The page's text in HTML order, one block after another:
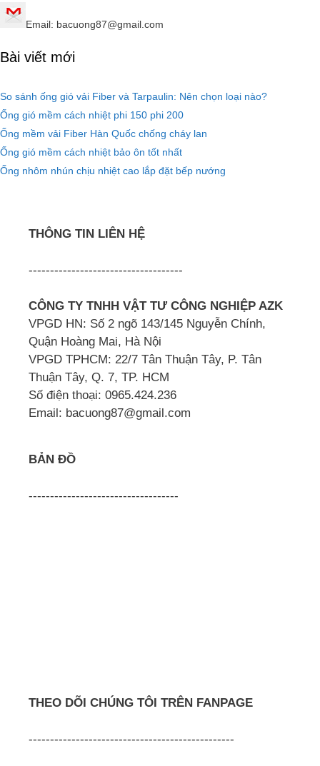
Email: bacuong87@gmail.com
Bài viết mới
So sánh ống gió vải Fiber và Tarpaulin: Nên chọn loại nào?
Ống gió mềm cách nhiệt phi 150 phi 200
Ống mềm vải Fiber Hàn Quốc chống cháy lan
Ống gió mềm cách nhiệt bảo ôn tốt nhất
Ống nhôm nhún chịu nhiệt cao lắp đặt bếp nướng
THÔNG TIN LIÊN HỆ
------------------------------------
CÔNG TY TNHH VẬT TƯ CÔNG NGHIỆP AZK
VPGD HN: Số 2 ngõ 143/145 Nguyễn Chính,
Quận Hoàng Mai, Hà Nội
VPGD TPHCM: 22/7 Tân Thuận Tây, P. Tân
Thuận Tây, Q. 7, TP. HCM
Số điện thoại: 0965.424.236
Email: bacuong87@gmail.com
BẢN ĐỒ
-----------------------------------
THEO DÕI CHÚNG TÔI TRÊN FANPAGE
------------------------------------------------